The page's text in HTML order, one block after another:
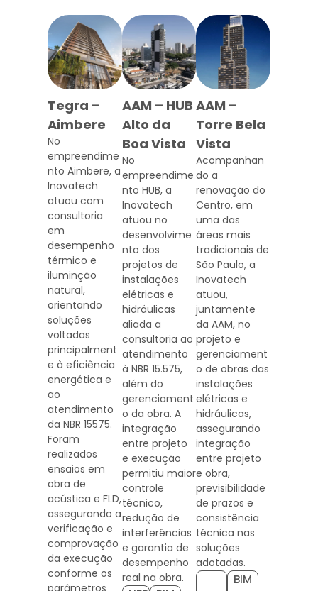
Tegra –
Aimbere
No
empreendime
nto Aimbere, a
Inovatech
atuou com
consultoria
em
desempenho
térmico e
iluminção
natural,
orientando
soluções
voltadas
principalment
e à eficiência
energética e
ao
atendimento
da NBR 15575.
Foram
realizados
ensaios em
obra de
acústica e FLD,
assegurando a
verificação e
comprovação
da execução
conforme os
parâmetros
AAM – HUB
Alto da
Boa Vista
No
empreendime
nto HUB, a
Inovatech
atuou no
desenvolvime
nto dos
projetos de
instalações
elétricas e
hidráulicas
aliada a
consultoria ao
atendimento
à NBR 15.575,
além do
gerenciament
o da obra. A
integração
entre projeto
e execução
permitiu maior
controle
técnico,
redução de
interferências
e garantia de
desempenho
real na obra.
AAM –
Torre Bela
Vista
Acompanhan
do a
renovação do
Centro, em
uma das
áreas mais
tradicionais de
São Paulo, a
Inovatech
atuou,
juntamente
da AAM, no
projeto e
gerenciament
o de obras das
instalações
elétricas e
hidráulicas,
assegurando
integração
entre projeto
e obra,
previsibilidade
de prazos e
consistência
técnica nas
soluções
adotadas.
BIM